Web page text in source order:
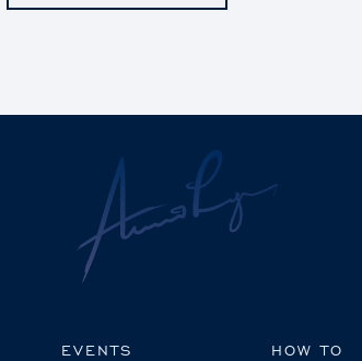
EVENTS HOW TO